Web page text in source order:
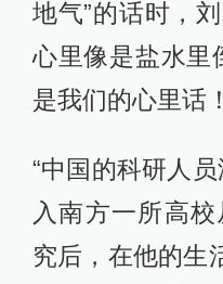
地气”的话时，
心里像是盐水里
是我们的心里话
“中国的科研人
入南方一所高
究后，在他的生